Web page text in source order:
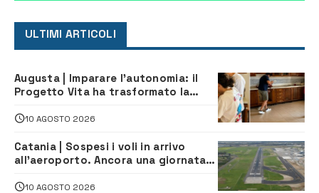
ULTIMI ARTICOLI
Augusta | Imparare l’autonomia: il
Progetto Vita ha trasformato la
indipendenza
10 AGOSTO 2026
Catania | Sospesi i voli in arrivo
all’aeroporto. Ancora una giornata
10 AGOSTO 2026